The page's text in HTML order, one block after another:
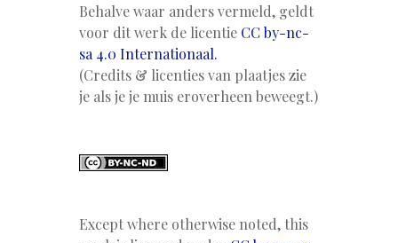
Behalve waar anders vermeld, geldt
voor dit werk de licentie CC by-nc-
sa 4.0 Internationaal.
(Credits & licenties van plaatjes zie
je als je je muis eroverheen beweegt.)
Except where otherwise noted, this